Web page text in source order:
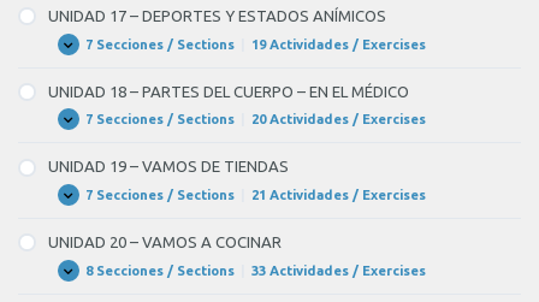
–
EN
LA
CIUDAD
UNIDAD 17 – DEPORTES Y ESTADOS ANÍMICOS
Expandir
UNIDAD
–
DEPORTES
Y
ESTADOS
7 Secciones / Sections 19 Actividades / Exercises
UNIDAD 18 – PARTES DEL CUERPO – EN EL MÉDICO
Expandir
UNIDAD
–
PARTES
DEL
CUERPO
EN
EL
MÉDICO
7 Secciones / Sections 20 Actividades / Exercises
UNIDAD 19 – VAMOS DE TIENDAS
Expandir
UNIDAD
–
VAMOS
DE
TIENDAS
7 Secciones / Sections 21 Actividades / Exercises
UNIDAD 20 – VAMOS A COCINAR
Expandir
UNIDAD8 Secciones / Sections 33 Actividades / Exercises